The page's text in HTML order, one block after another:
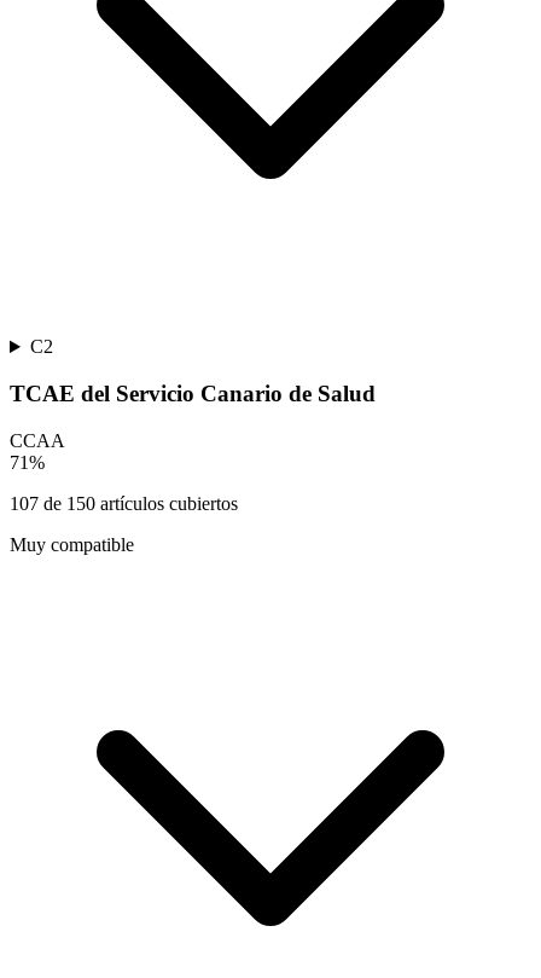
C2
TCAE del Servicio Canario de Salud
CCAA
71%
107 de 150 artículos cubiertos
Muy compatible